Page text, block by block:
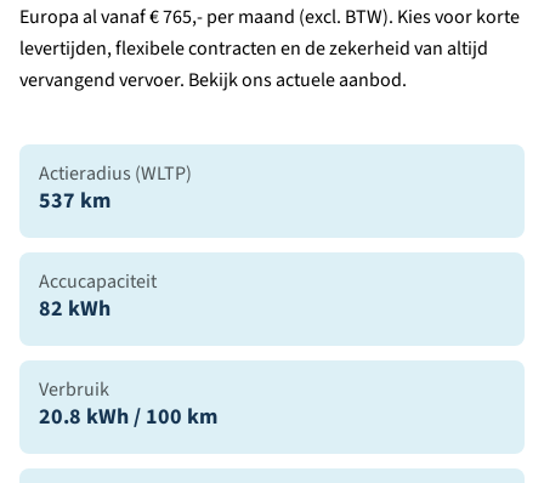
Europa al vanaf € 765,- per maand (excl. BTW). Kies voor korte
levertijden, flexibele contracten en de zekerheid van altijd
vervangend vervoer. Bekijk ons actuele aanbod.
Actieradius (WLTP)
537 km
Accucapaciteit
82 kWh
Verbruik
20.8 kWh / 100 km